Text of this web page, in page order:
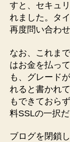
すと、セキュ
れました。タ
再度問い合わ
なお、これま
はお金を払っ
も、グレード
れると書かれ
もできておら
料SSLの一択だ
ブログを閉鎖